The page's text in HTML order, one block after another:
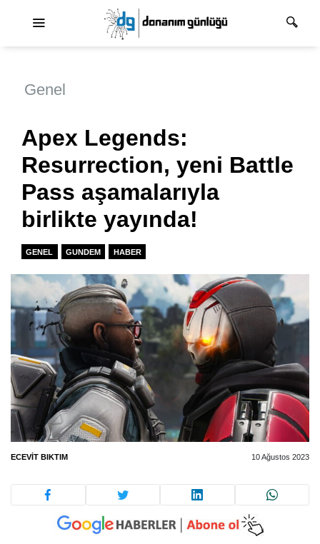
Genel
Apex Legends:
Resurrection, yeni Battle
Pass aşamalarıyla
birlikte yayında!
GENEL GUNDEM HABER
ECEVIT BIKTIM 10 Ağustos 2023